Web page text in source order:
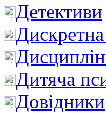
Детективи
Дитяча
Довідники